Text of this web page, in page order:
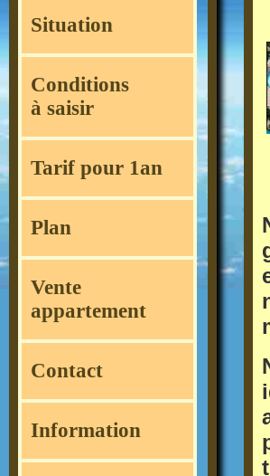
Situation
Conditions
à saisir
Tarif pour 1an
Plan
Vente
appartement
Contact
Information